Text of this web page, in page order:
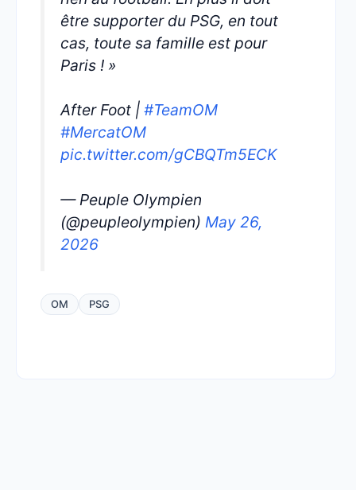
être supporter du PSG, en tout
cas, toute sa famille est pour
Paris ! »
After Foot | #TeamOM
#MercatOM
pic.twitter.com/gCBQTm5ECK
— Peuple Olympien
(@peupleolympien) May 26,
2026
OM PSG